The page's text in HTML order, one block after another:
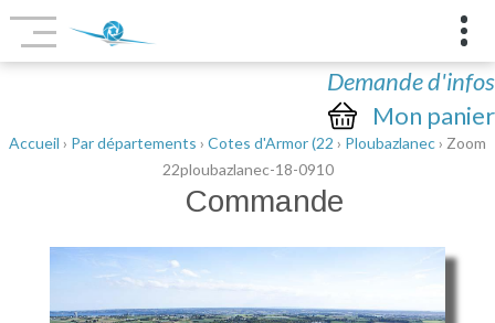
Demande d'infos
Mon panier
Accueil › Par départements › Cotes d'Armor (22 › Ploubazlanec› Zoom
22ploubazlanec-18-0910
Commande